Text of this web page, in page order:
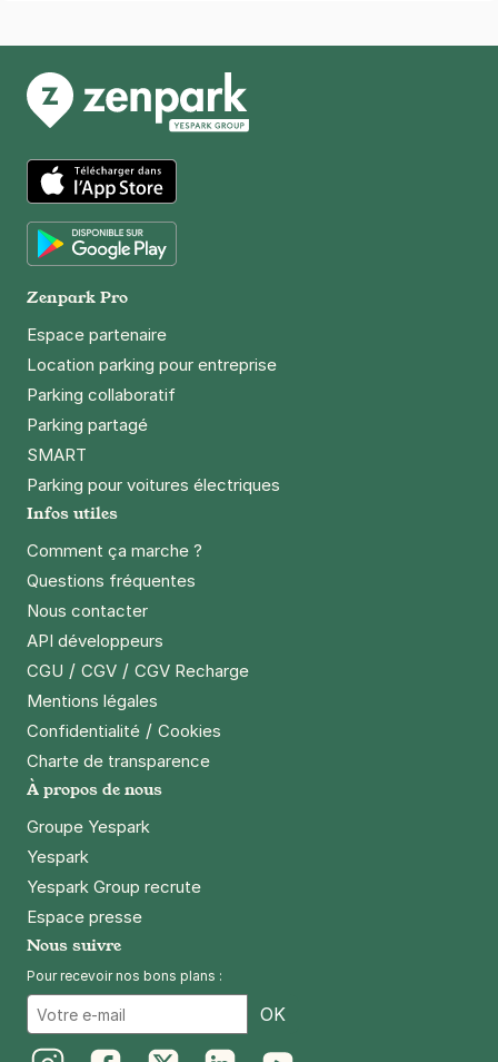
Paris - Les Halles Saint-Eustache -
SAEMES
22 rue des Halles
75001Paris
5,60 €/heure,38,08 €/jour,
(tarifs dégressifs)
Réserver
App Store
Zenpark Pro
Espace partenaire
Location parking pour entreprise
Parking collaboratif
Parking partagé
SMART
Parking pour voitures électriques
Infos utiles
Comment ça marche ?
Questions fréquentes
Nous contacter
API développeurs
CGU / CGV / CGV Recharge
Mentions légales
Confidentialité / Cookies
Charte de transparence
À propos de nous
Groupe Yespark
Yespark
Yespark Group recrute
Espace presse
Nous suivre
Pour recevoir nos bons plans :
OK